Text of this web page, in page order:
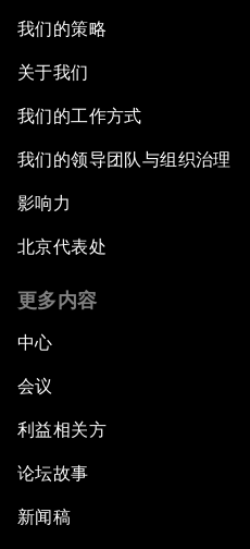
我们的策略
关于我们
我们的工作方式
我们的领导团队与组织治理
影响力
北京代表处
更多内容
中心
会议
利益相关方
论坛故事
新闻稿